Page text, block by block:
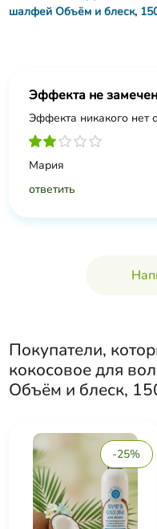
шалфей Объём и блеск,
Эффекта не
Эффекта никакого нет
Мария
ответить
Покупатели,
кокосовое для
Объём и блеск,
-25%